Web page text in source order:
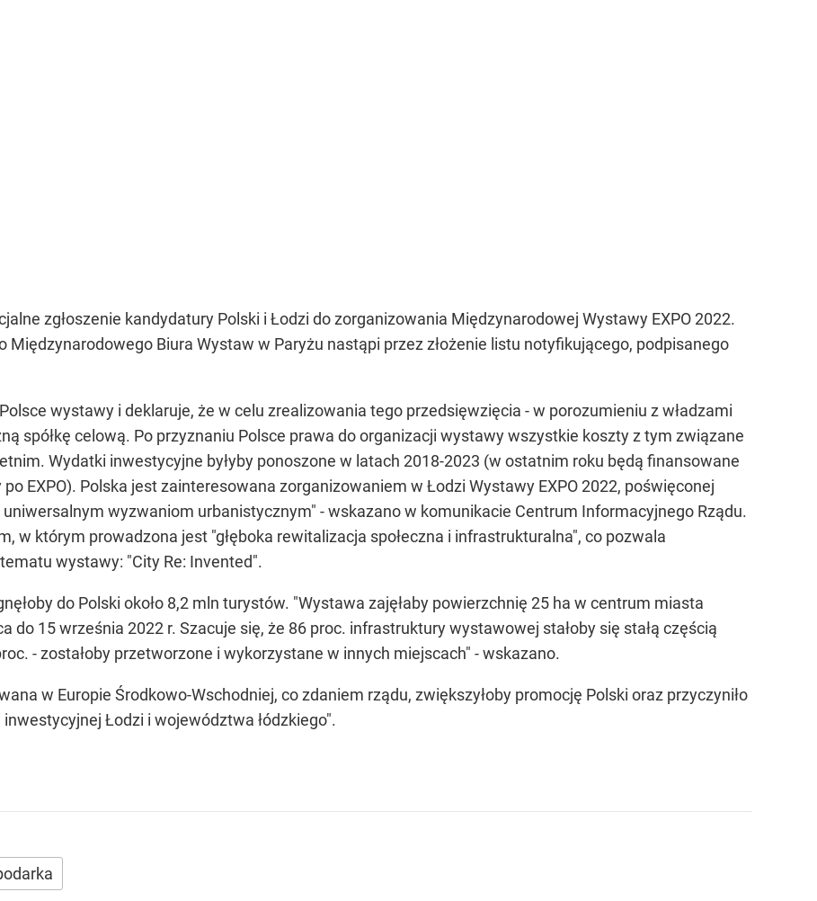
zgłoszenie kandydatury Polski i Łodzi do zorganizowania Międzynarodowej Wystawy EXPO 2022.
Międzynarodowego Biura Wystaw w Paryżu nastąpi przez złożenie listu notyfikującego, podpisanego
wystawy i deklaruje, że w celu zrealizowania tego przedsięwzięcia - w porozumieniu z władzami
spółkę celową. Po przyznaniu Polsce prawa do organizacji wystawy wszystkie koszty z tym związane
Wydatki inwestycyjne byłyby ponoszone w latach 2018-2023 (w ostatnim roku będą finansowane
EXPO). Polska jest zainteresowana zorganizowaniem w Łodzi Wystawy EXPO 2022, poświęconej
wyzwaniom urbanistycznym" - wskazano w komunikacie Centrum Informacyjnego Rządu.
w którym prowadzona jest "głęboka rewitalizacja społeczna i infrastrukturalna", co pozwala
wystawy: "City Re: Invented".
do Polski około 8,2 mln turystów. "Wystawa zajęłaby powierzchnię 25 ha w centrum miasta
do 15 września 2022 r. Szacuje się, że 86 proc. infrastruktury wystawowej stałoby się stałą częścią
- zostałoby przetworzone i wykorzystane w innych miejscach" - wskazano.
w Europie Środkowo-Wschodniej, co zdaniem rządu, zwiększyłoby promocję Polski oraz przyczyniło
Łodzi i województwa łódzkiego".